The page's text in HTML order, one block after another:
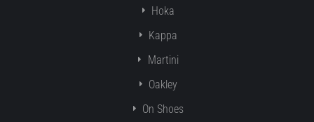
Hoka
Kappa
Martini
Oakley
On Shoes